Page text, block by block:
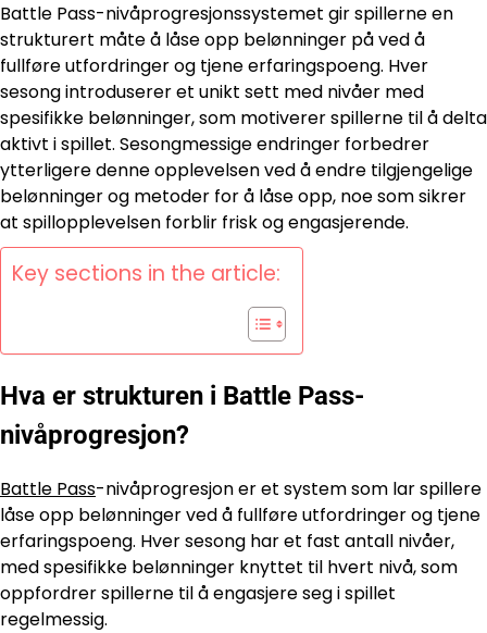
Battle Pass-nivåprogresjonssystemet gir spillerne en
strukturert måte å låse opp belønninger på ved å
fullføre utfordringer og tjene erfaringspoeng. Hver
sesong introduserer et unikt sett med nivåer med
spesifikke belønninger, som motiverer spillerne til å delta
aktivt i spillet. Sesongmessige endringer forbedrer
ytterligere denne opplevelsen ved å endre tilgjengelige
belønninger og metoder for å låse opp, noe som sikrer
at spillopplevelsen forblir frisk og engasjerende.
Key sections in the article:
Hva er strukturen i Battle Pass-
nivåprogresjon?
Battle Pass-nivåprogresjon er et system som lar spillere
låse opp belønninger ved å fullføre utfordringer og tjene
erfaringspoeng. Hver sesong har et fast antall nivåer,
med spesifikke belønninger knyttet til hvert nivå, som
oppfordrer spillerne til å engasjere seg i spillet
regelmessig.